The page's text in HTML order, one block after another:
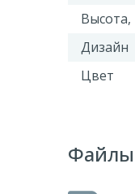
Дизайн
Цвет